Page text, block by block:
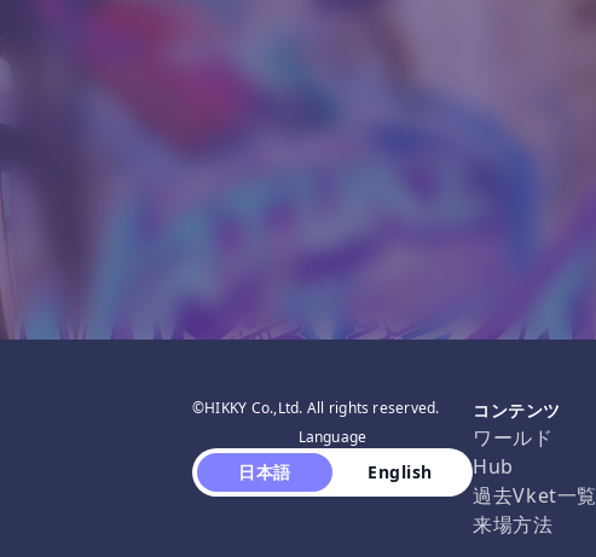
©HIKKY Co.,Ltd. All rights reserved.
Language
日本語 English
コンテンツ
ワールド
Hub
過去Vket一覧
来場方法